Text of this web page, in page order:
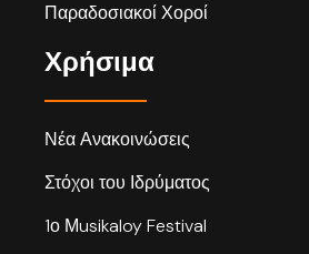
Παραδοσιακοί Χοροί
Χρήσιμα
Νέα Ανακοινώσεις
Στόχοι του Ιδρύματος
1ο Μusikaloy Festival